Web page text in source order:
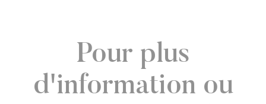
Pour plus
d'information ou